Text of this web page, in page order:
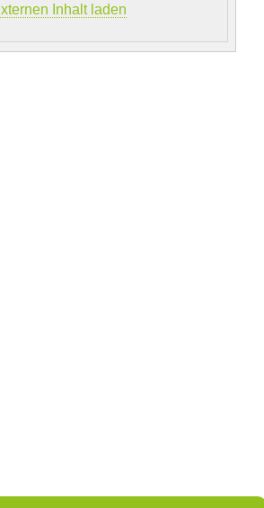
Inhalt laden